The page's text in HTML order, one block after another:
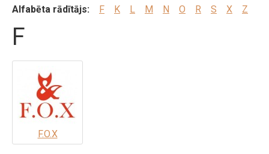
Alfabēta rādītājs: F K L M N O R S X Z
F
F.O.X